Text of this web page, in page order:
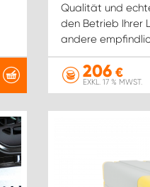
Qualität und
den Betrieb Ihrer
andere
206 €
EXKL. 17 % MWST.